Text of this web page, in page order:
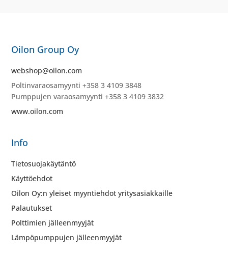
Oilon Group Oy
webshop@oilon.com
Poltinvaraosamyynti +358 3 4109 3848
Pumppujen varaosamyynti +358 3 4109 3832
www.oilon.com
Info
Tietosuojakäytäntö
Käyttöehdot
Oilon Oy:n yleiset myyntiehdot yritysasiakkaille
Palautukset
Polttimien jälleenmyyjät
Lämpöpumppujen jälleenmyyjät